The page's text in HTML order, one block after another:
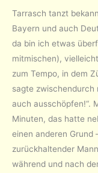
Tarrasch tanzt
Bayern und auch
da bin ich etwas
mitmischen),
zum Tempo, in dem
sagte zwischendurch
auch ausschöpfen!“.
Minuten, das hatte
einen anderen Grund
zurückhaltender
während und nach